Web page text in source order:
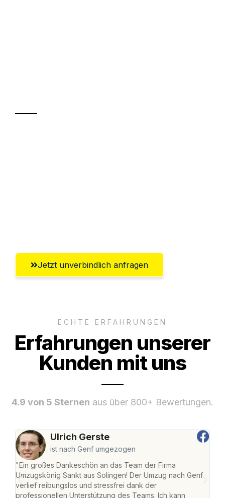
Jetzt unverbindlich anfragen
ECHTE ERFAHRUNGEN
Erfahrungen unserer
Kunden mit uns
4.9 von 5 Sternen aus über 800+ Bewertungen.
Ulrich Gerste
ist nach Genf umgezogen
"Ein großes Dankeschön an das Team der Firma
Umzugskönig Sankt aus Solingen! Der Umzug nach Genf
verlief reibungslos und stressfrei dank der
professionellen Unterstützung des Teams. Ich kann